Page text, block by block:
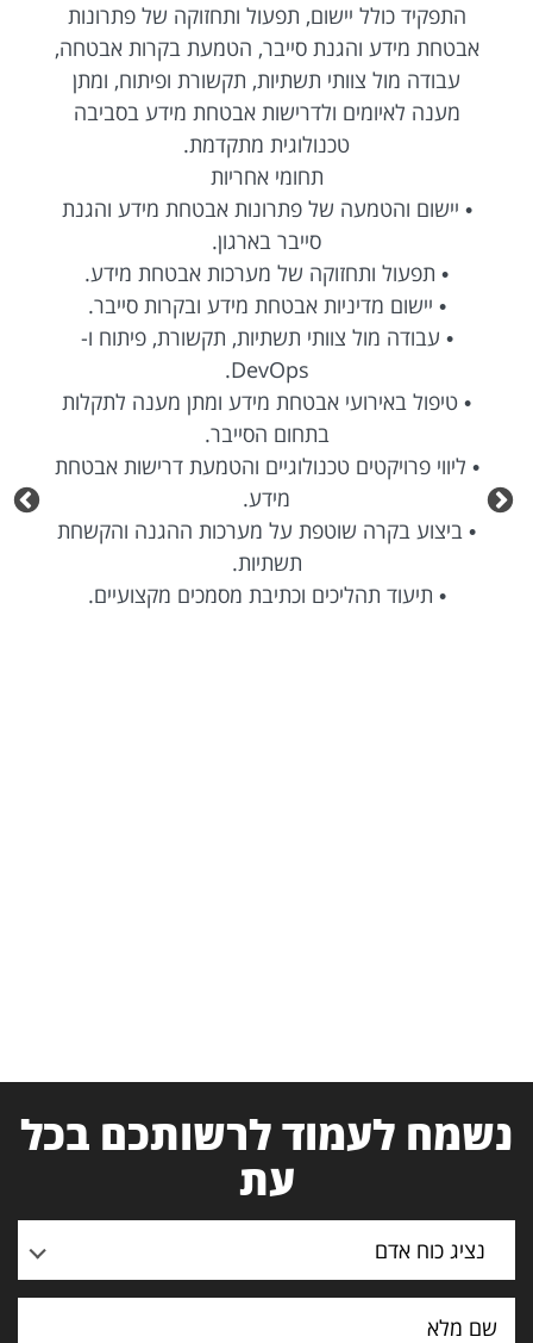
התפקיד כולל יישום, תפעול ותחזוקה של פתרונות
אבטחת מידע והגנת סייבר, הטמעת בקרות אבטחה,
עבודה מול צוותי תשתיות, תקשורת ופיתוח, ומתן
מענה לאיומים ולדרישות אבטחת מידע בסביבה
טכנולוגית מתקדמת.
תחומי אחריות
• יישום והטמעה של פתרונות אבטחת מידע והגנת
סייבר בארגון.
• תפעול ותחזוקה של מערכות אבטחת מידע.
• יישום מדיניות אבטחת מידע ובקרות סייבר.
• עבודה מול צוותי תשתיות, תקשורת, פיתוח ו-
DevOps.
• טיפול באירועי אבטחת מידע ומתן מענה לתקלות
בתחום הסייבר.
• ליווי פרויקטים טכנולוגיים והטמעת דרישות אבטחת
מידע.
• ביצוע בקרה שוטפת על מערכות ההגנה והקשחת
תשתיות.
• תיעוד תהליכים וכתיבת מסמכים מקצועיים.
נשמח לעמוד לרשותכם בכל
עת
נציג כוח אדם